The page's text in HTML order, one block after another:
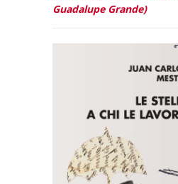
Guadalupe Grande)